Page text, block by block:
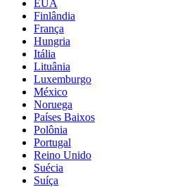
EUA
Finlândia
França
Hungria
Itália
Lituânia
Luxemburgo
México
Noruega
Países Baixos
Polônia
Portugal
Reino Unido
Suécia
Suíça